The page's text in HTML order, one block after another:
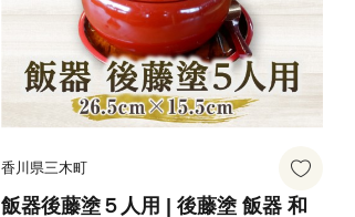
香川県三木町
飯器後藤塗５人用 | 後藤塗 飯器 和